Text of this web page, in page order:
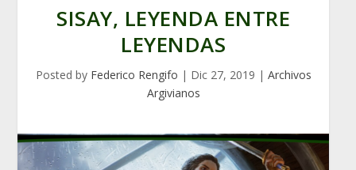
SISAY, LEYENDA ENTRE
LEYENDAS
Posted by Federico Rengifo | Dic 27, 2019 | Archivos
Argivianos